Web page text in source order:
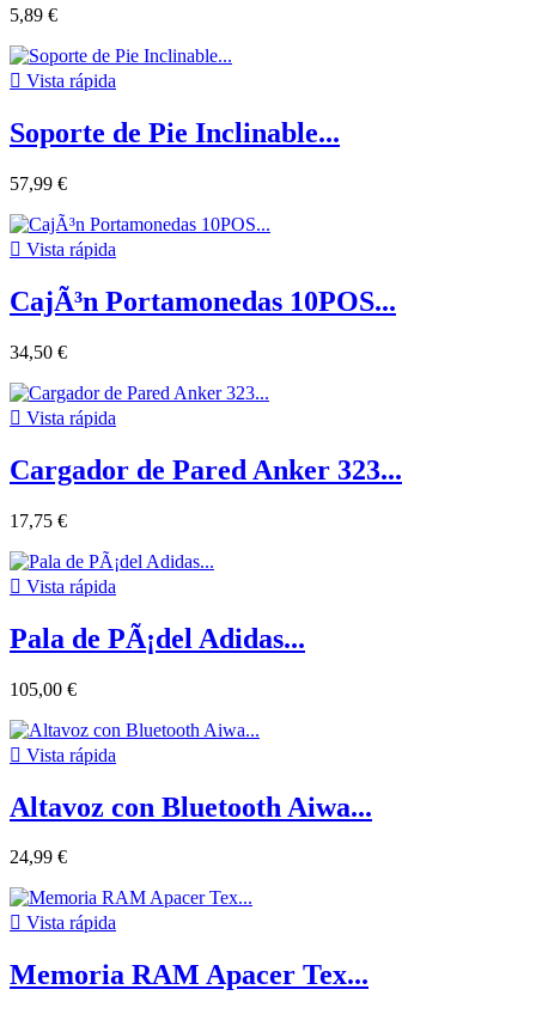
5,89 €
 Vista rápida
Soporte de Pie Inclinable...
57,99 €
 Vista rápida
CajÃ³n Portamonedas 10POS...
34,50 €
 Vista rápida
Cargador de Pared Anker 323...
17,75 €
 Vista rápida
Pala de PÃ¡del Adidas...
105,00 €
 Vista rápida
Altavoz con Bluetooth Aiwa...
24,99 €
 Vista rápida
Memoria RAM Apacer Tex...